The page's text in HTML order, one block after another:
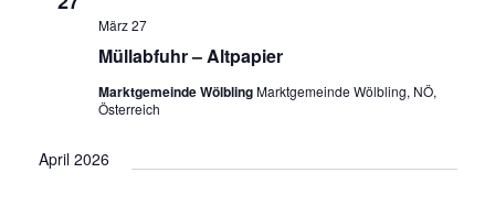
Müllabfuhr – Altpapier
März 27
Marktgemeinde WölblingMarktgemeinde Wölbling, NÖ,
Österreich
April 2026